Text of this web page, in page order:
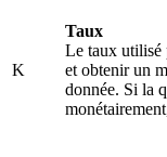
K
Taux
Le taux utilisé
et obtenir un
donnée. Si la